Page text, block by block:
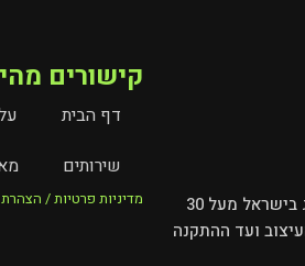
מובילים את עולם השילוט והמיתוג בישראל מעל 30
ועד ההתקנה
קישורים
דף הבית
שירותים
מדיניות פרטיות /